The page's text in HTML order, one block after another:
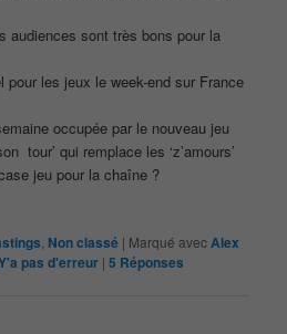
audiences sont très bons pour la
pour les jeux le week-end sur France
occupée par le nouveau jeu
tour’ qui remplace les ‘z’amours’
jeu pour la chaîne ?
Non classé | Marqué avecAlex
pas d'erreur |5 Réponses